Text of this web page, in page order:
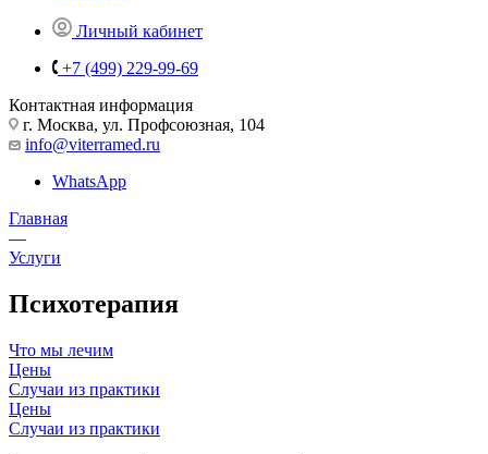
Личный кабинет
+7 (499) 229-99-69
Контактная информация
г. Москва, ул. Профсоюзная, 104
info@viterramed.ru
WhatsApp
Главная
—
Услуги
Психотерапия
Что мы лечим
Цены
Случаи из практики
Цены
Случаи из практики